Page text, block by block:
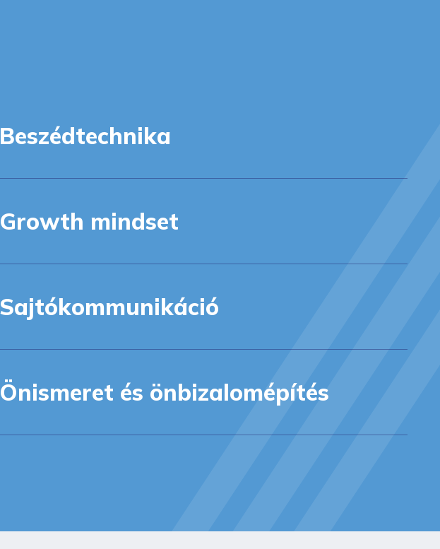
Beszédtechnika
Growth mindset
Sajtókommunikáció
Önismeret és önbizalomépítés